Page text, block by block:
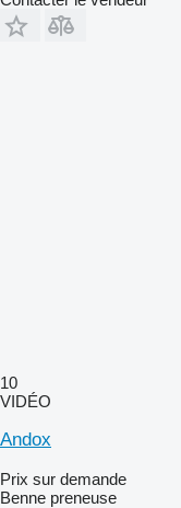
10
VIDÉO
Andox
Prix sur demande
Benne preneuse